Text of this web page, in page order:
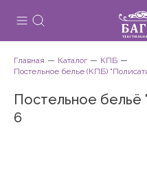
Главная Каталог
КПБ
Постельное белье (КПБ)
Постельное бельё
6